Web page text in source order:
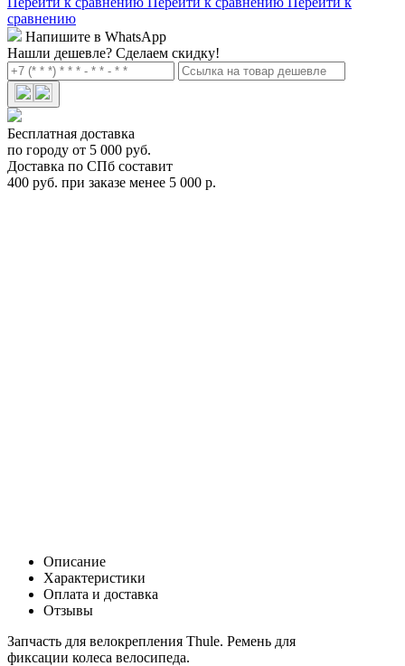
сравнению
Напишите в WhatsApp
Нашли дешевле? Сделаем скидку!
Бесплатная доставка
по городу от 5 000 руб.
Доставка по СПб составит
400 руб. при заказе менее 5 000 р.
Описание
Характеристики
Оплата и доставка
Отзывы
Запчасть для велокрепления Thule. Ремень для
фиксации колеса велосипеда.